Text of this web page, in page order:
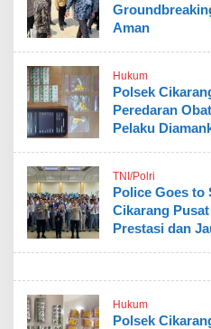
Aman
Hukum
Polsek
Peredaran
Pelaku
TNI/Polri
Police Goes to
Cikarang
Prestasi dan
Hukum
Polsek